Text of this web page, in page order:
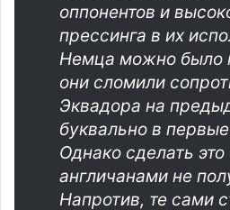
оппонентов и
прессинга в их
Немца можно было
они сломили
Эквадора на
буквально в
Однако сделать это
англичанами не
Напротив, те сами